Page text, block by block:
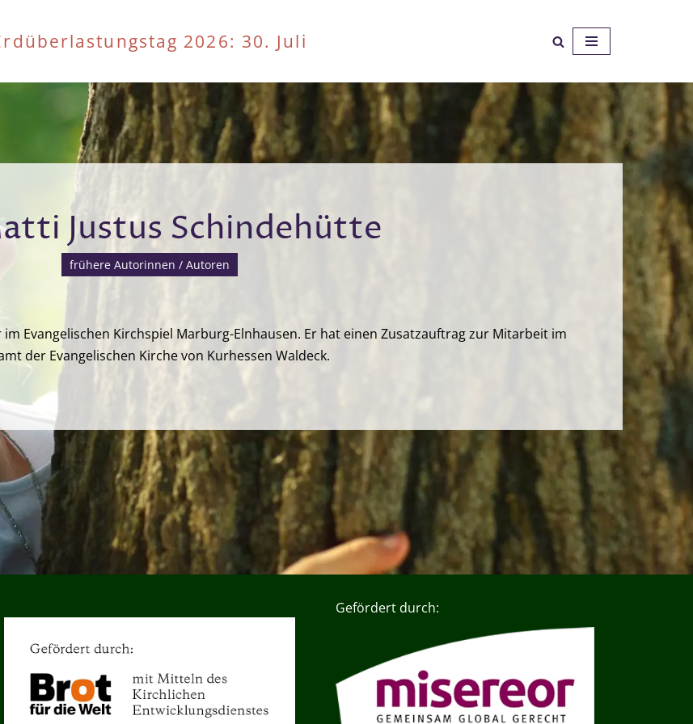
2026: 30. Juli
Justus Schindehütte
frühere Autorinnen / Autoren
im Evangelischen Kirchspiel Marburg-Elnhausen. Er hat einen Zusatzauftrag zur Mitarbeit im
der Evangelischen Kirche von Kurhessen Waldeck.
Gefördert durch: